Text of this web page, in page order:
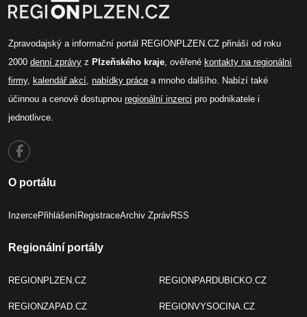
Zpravodajský a informační portál REGIONPLZEN.CZ přináší od roku
2000 denní zprávy z Plzeňského kraje, ověřené kontakty na regionální
firmy, kalendář akcí, nabídky práce a mnoho dalšího. Nabízí také
účinnou a cenově dostupnou regionální inzerci pro podnikatele i
jednotlivce.
O portálu
InzercePřihlášeníRegistraceArchiv ZprávRSS
Regionální portály
REGIONPLZEN.CZ
REGIONZAPAD.CZ
REGIONPARDUBICKO.CZ
REGIONVYSOCINA.CZ